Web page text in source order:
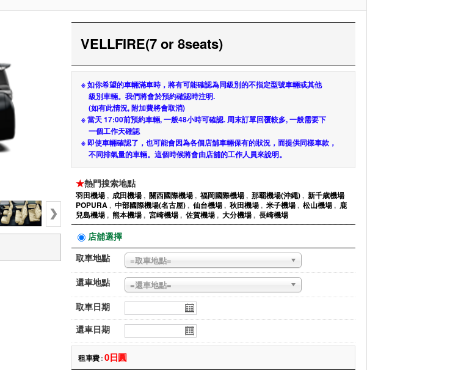
VELLFIRE(7 or 8seats)
※ 如你希望的車輛滿車時，將有可能確認為同級別的不指定型號車輛或其他
級別車輛。我們將會於預約確認時注明.
(如有此情況, 附加費將會取消)
※ 當天 17:00前預約車輛, 一般48小時可確認. 周末訂單回覆較多, 一般需要下
一個工作天確認
※ 即使車輛確認了，也可能會因為各個店舖車輛保有的狀況，而提供同樣車款，
不同排氣量的車輛。這個時候將會由店舖的工作人員來說明。
★熱門搜索地點
羽田機場, 成田機場, 關西國際機場, 福岡國際機場, 那覇機場(沖繩), 新千歳機場
POPURA, 中部國際機場(名古屋), 仙台機場, 秋田機場, 米子機場, 松山機場, 鹿
兒島機場, 熊本機場, 宮崎機場, 佐賀機場, 大分機場, 長崎機場
店舖選擇
取車地點
=取車地點=
還車地點 =還車地點=
取車日期
還車日期
租車費:0日圓